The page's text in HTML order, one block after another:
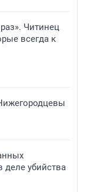
Читинец
всегда к
деле убийства